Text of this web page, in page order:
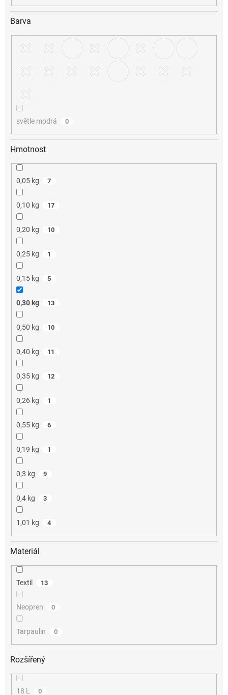
Barva
světle modrá 0
Hmotnost
0,05 kg 7
0,10 kg 17
0,20 kg 10
0,25 kg 1
0,15 kg 5
0,30 kg 13
0,50 kg 10
0,40 kg 11
0,35 kg 12
0,26 kg 1
0,55 kg 6
0,19 kg 1
0,3 kg 9
0,4 kg 3
1,01 kg 4
Materiál
Textil 13
Neopren 0
Tarpaulin 0
Rozšířený
18 L 0